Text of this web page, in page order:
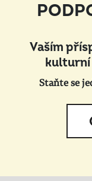
Vaším
kulturní
Staňte se